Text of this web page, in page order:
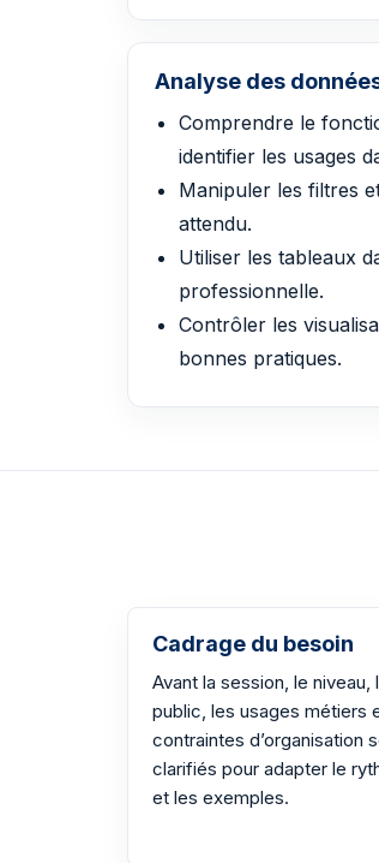
Analyse des
Comprendre le
identifier les usages
Manipuler les filtres
attendu.
Utiliser les tableaux
professionnelle.
Contrôler les
bonnes pratiques.
Cadrage du besoin
Avant la session, le niveau,
public, les usages métiers
contraintes d’organisation
clarifiés pour adapter le
et les exemples.